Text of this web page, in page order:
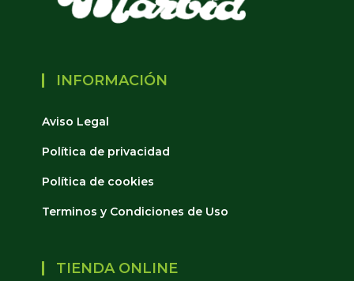
INFORMACIÓN
Aviso Legal
Política de privacidad
Política de cookies
Terminos y Condiciones de Uso
TIENDA ONLINE